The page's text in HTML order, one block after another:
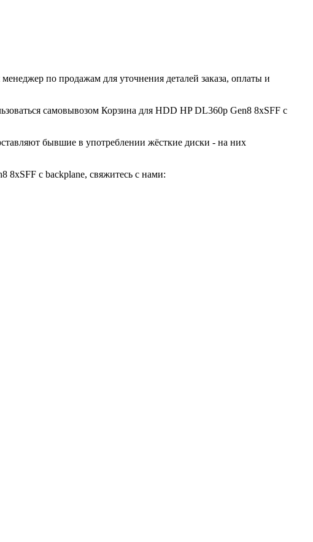
по продажам для уточнения деталей заказа, оплаты и
самовывозом Корзина для HDD HP DL360p Gen8 8xSFF с
бывшие в употреблении жёсткие диски - на них
8xSFF с backplane, свяжитесь с нами: